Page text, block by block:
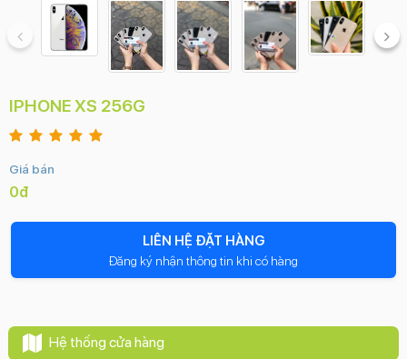
IPHONE XS 256G
Giá bán
0đ
LIÊN HỆ ĐẶT HÀNG
Đăng ký nhận thông tin khi có hàng
Hệ thống cửa hàng